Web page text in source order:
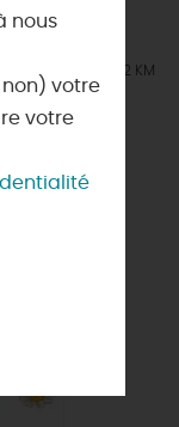
JOUDRY À 0.2 KM
nous
votre
votre